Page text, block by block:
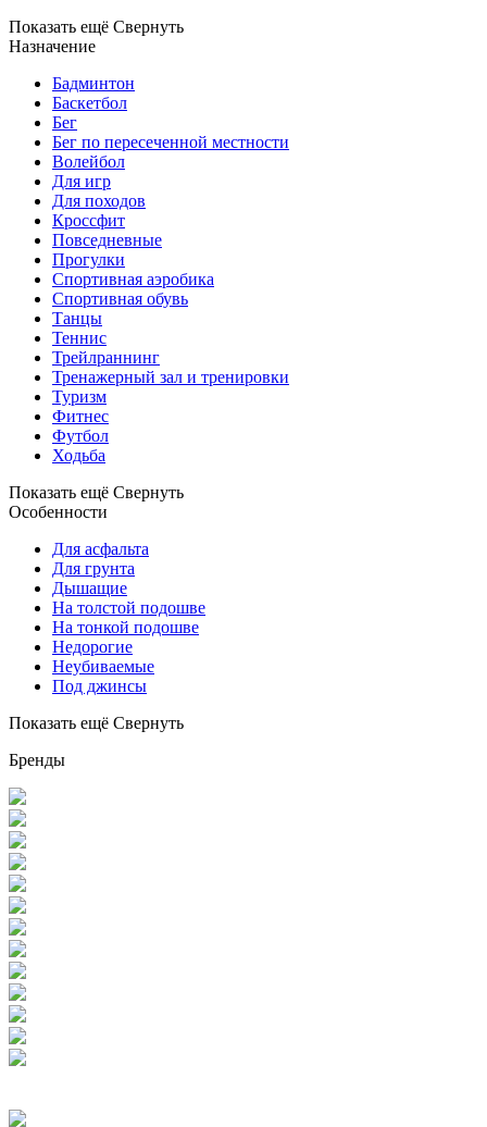
Показать ещё Свернуть
Назначение
Бадминтон
Баскетбол
Бег
Бег по пересеченной местности
Волейбол
Для игр
Для походов
Кроссфит
Повседневные
Прогулки
Спортивная аэробика
Спортивная обувь
Танцы
Теннис
Трейлраннинг
Тренажерный зал и тренировки
Туризм
Фитнес
Футбол
Ходьба
Показать ещё Свернуть
Особенности
Для асфальта
Для грунта
Дышащие
На толстой подошве
На тонкой подошве
Недорогие
Неубиваемые
Под джинсы
Показать ещё Свернуть
Бренды